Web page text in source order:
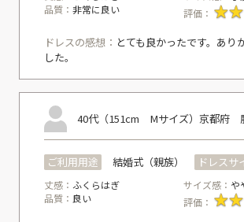
品質： 非常に良い 評価：
ドレスの感想： とても良かったです。あり
した。
40代（151cm Mサイズ） 京都府
ご利用用途 結婚式（親族） ドレスサ
丈感： ふくらはぎ サイズ感： や
品質： 良い 評価：